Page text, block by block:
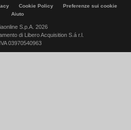
Cookie Policy
Preferenze sui cookie
Aiuto
S.p.A. 2026
di Libero Acquisition S.á r.l.
03970540963